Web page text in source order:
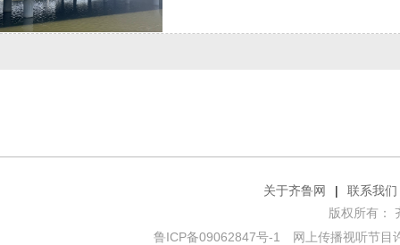
关于齐鲁网 |
联系我们
版权所有：
鲁ICP备09062847号-1
网上传播视听节目